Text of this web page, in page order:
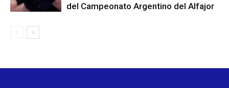
del Campeonato Argentino del Alfajor